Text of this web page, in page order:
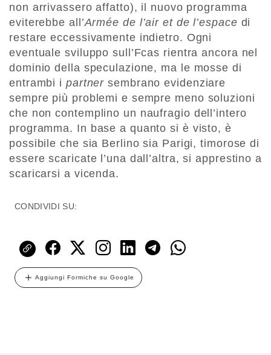
non arrivassero affatto), il nuovo programma
eviterebbe all’Armée de l’air et de l’espace di
restare eccessivamente indietro. Ogni
eventuale sviluppo sull’Fcas rientra ancora nel
dominio della speculazione, ma le mosse di
entrambi i partnersembrano evidenziare
sempre più problemi e sempre meno soluzioni
che non contemplino un naufragio dell’intero
programma. In base a quanto si è visto, è
possibile che sia Berlino sia Parigi, timorose di
essere scaricate l’una dall’altra, si apprestino a
scaricarsi a vicenda.
CONDIVIDI SU:
Aggiungi Formiche su Google